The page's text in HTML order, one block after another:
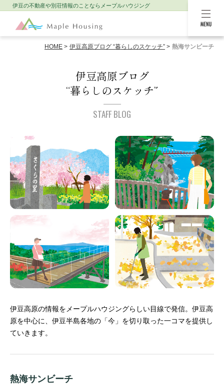
MENU
伊豆の不動産や別荘情報のことなら メープルハウジング
HOME 伊豆高原ブログ “暮らしのスケッチ” 熱海サンビーチ
伊豆高原ブログ
“暮らしのスケッチ”
STAFF BLOG
伊豆高原の情報をメープルハウジングらしい目線で発信。 伊豆高
原を中心に、伊豆半島各地の「今」を切り取った一コマを提供し
ていきます。
熱海サンビーチ